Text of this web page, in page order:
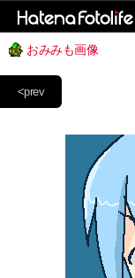
おみみも画像
<prev